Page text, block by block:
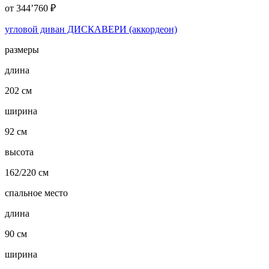
от 344’760 ₽
угловой диван ДИСКАВЕРИ (аккордеон)
размеры
длина
202 см
ширина
92 см
высота
162/220 см
спальное место
длина
90 см
ширина